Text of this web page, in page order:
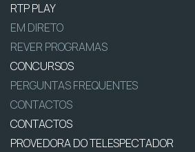
RTP PLAY
EM DIRETO
REVER PROGRAMAS
CONCURSOS
PERGUNTAS FREQUENTES
CONTACTOS
CONTACTOS
PROVEDORA DO TELESPECTADOR